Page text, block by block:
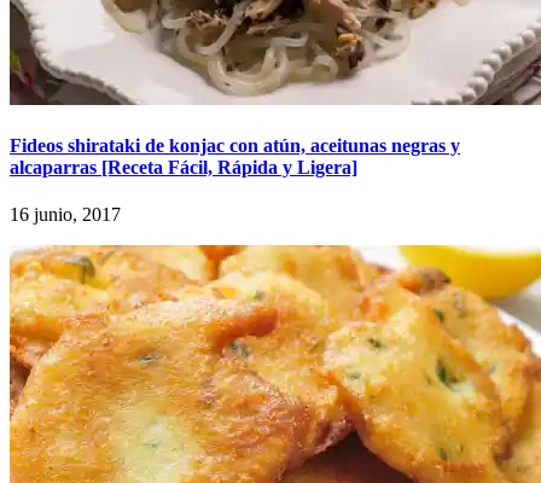
Fideos shirataki de konjac con atún, aceitunas negras y
alcaparras [Receta Fácil, Rápida y Ligera]
16 junio, 2017